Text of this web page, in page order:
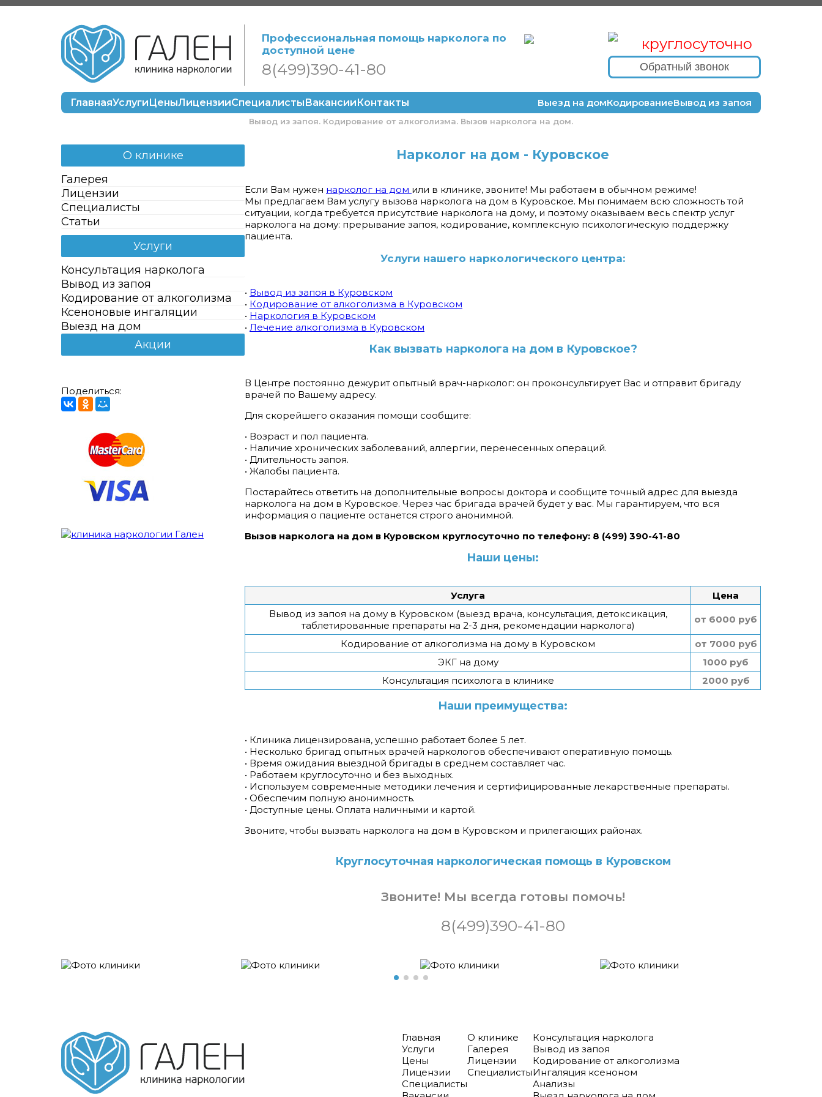
Профессиональная помощь нарколога по
доступной цене
8(499)390-41-80
круглосуточно
Обратный звонок
ГлавнаяУслугиЦеныЛицензииСпециалистыВакансииКонтакты Выезд на домКодированиеВывод из запоя
Вывод из запоя. Кодирование от алкоголизма. Вызов нарколога на дом.
О клинике
Галерея
Лицензии
Специалисты
Статьи
Услуги
Консультация нарколога
Вывод из запоя
Кодирование от алкоголизма
Ксеноновые ингаляции
Выезд на дом
Акции
Поделиться:
Нарколог на дом - Куровское
Если Вам нужен нарколог на дом или в клинике, звоните! Мы работаем в обычном режиме!
Мы предлагаем Вам услугу вызова нарколога на дом в Куровское. Мы понимаем всю сложность той
ситуации, когда требуется присутствие нарколога на дому, и поэтому оказываем весь спектр услуг
нарколога на дому: прерывание запоя, кодирование, комплексную психологическую поддержку
пациента.
Услуги нашего наркологического центра:
• Вывод из запоя в Куровском
• Кодирование от алкоголизма в Куровском
• Наркология в Куровском
• Лечение алкоголизма в Куровском
Как вызвать нарколога на дом в Куровское?
В Центре постоянно дежурит опытный врач-нарколог: он проконсультирует Вас и отправит бригаду
врачей по Вашему адресу.
Для скорейшего оказания помощи сообщите:
• Возраст и пол пациента.
• Наличие хронических заболеваний, аллергии, перенесенных операций.
• Длительность запоя.
• Жалобы пациента.
Постарайтесь ответить на дополнительные вопросы доктора и сообщите точный адрес для выезда
нарколога на дом в Куровское. Через час бригада врачей будет у вас. Мы гарантируем, что вся
информация о пациенте останется строго анонимной.
Вызов нарколога на дом в Куровском круглосуточно по телефону: 8 (499) 390-41-80
Наши цены:
Услуга
Цена
Вывод из запоя на дому в Куровском (выезд врача, консультация, детоксикация,
таблетированные препараты на 2-3 дня, рекомендации нарколога)
от 6000 руб
Кодирование от алкоголизма на дому в Куровском
от 7000 руб
ЭКГ на дому
1000 руб
Консультация психолога в клинике
2000 руб
Наши преимущества:
• Клиника лицензирована, успешно работает более 5 лет.
• Несколько бригад опытных врачей наркологов обеспечивают оперативную помощь.
• Время ожидания выездной бригады в среднем составляет час.
• Работаем круглосуточно и без выходных.
• Используем современные методики лечения и сертифицированные лекарственные препараты.
• Обеспечим полную анонимность.
• Доступные цены. Оплата наличными и картой.
Звоните, чтобы вызвать нарколога на дом в Куровском и прилегающих районах.
Круглосуточная наркологическая помощь в Куровском
Звоните! Мы всегда готовы помочь!
8(499)390-41-80
Главная
Услуги
Цены
Лицензии
Специалисты
О клинике
Галерея
Лицензии
Специалисты
Консультация нарколога
Вывод из запоя
Кодирование от алкоголизма
Ингаляция ксеноном
Анализы